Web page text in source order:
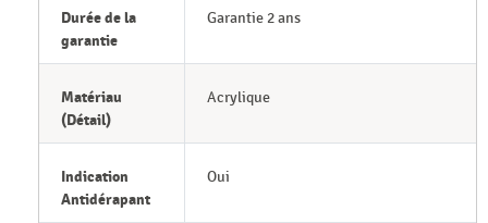
Durée de la
garantie
Garantie 2 ans
Matériau
(Détail)
Acrylique
Indication
Antidérapant
Oui